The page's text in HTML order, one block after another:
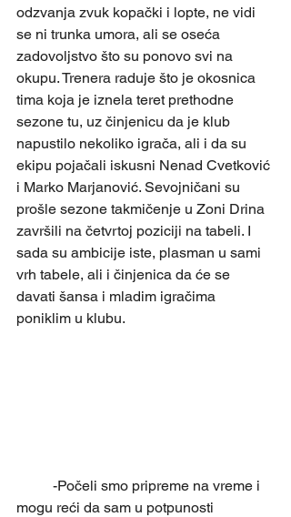
odzvanja zvuk kopački i lopte, ne vidi
se ni trunka umora, ali se oseća
zadovoljstvo što su ponovo svi na
okupu. Trenera raduje što je okosnica
tima koja je iznela teret prethodne
sezone tu, uz činjenicu da je klub
napustilo nekoliko igrača, ali i da su
ekipu pojačali iskusni Nenad Cvetković
i Marko Marjanović. Sevojničani su
prošle sezone takmičenje u Zoni Drina
završili na četvrtoj poziciji na tabeli. I
sada su ambicije iste, plasman u sami
vrh tabele, ali i činjenica da će se
davati šansa i mladim igračima
poniklim u klubu.
mogu reći da sam u potpunosti